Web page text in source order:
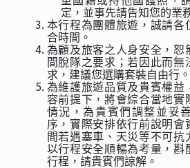
定，並事先請告知您的業
本行程為團體旅遊，誠請各
合時間。
為顧及旅客之人身安全，恕
間脫隊之要求；若因此而無
求，建議您選購套裝自由行。
為維護旅遊品質及貴賓權益
容前提下，將會綜合當地實
情況，為貴賓們調整並妥
序，實際安排依行前說明會
間若遇塞車、天災等不可抗
以行程安全順暢為考量，斟
行程，請貴賓們諒解。